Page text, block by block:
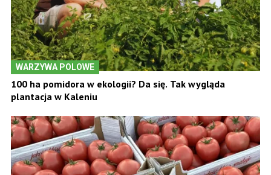
WARZYWA POLOWE
100 ha pomidora w ekologii? Da się. Tak wygląda
plantacja w Kaleniu